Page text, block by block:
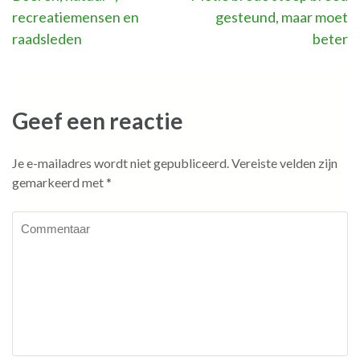
navigatie
recreatiemensen en
raadsleden
gesteund, maar moet
beter
Geef een reactie
Je e-mailadres wordt niet gepubliceerd.Vereiste velden zijn
gemarkeerd met*